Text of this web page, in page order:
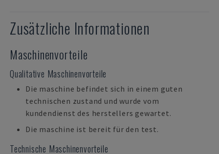
Zusätzliche Informationen
Maschinenvorteile
Qualitative Maschinenvorteile
Die maschine befindet sich in einem guten
technischen zustand und wurde vom
kundendienst des herstellers gewartet.
Die maschine ist bereit für den test.
Technische Maschinenvorteile